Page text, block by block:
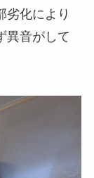
劣化により
異音がして